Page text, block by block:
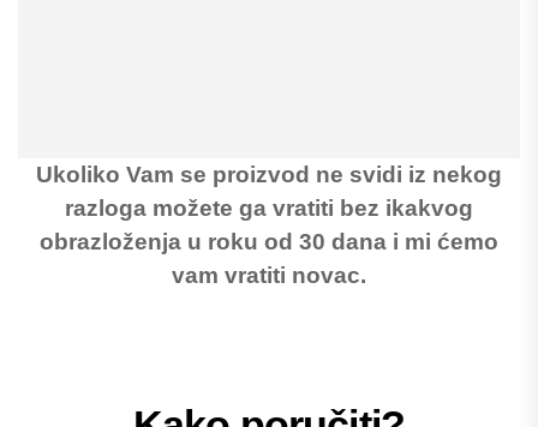
Ukoliko Vam se proizvod ne svidi iz nekog
razloga možete ga vratiti bez ikakvog
obrazloženja u roku od 30 dana i mi ćemo
vam vratiti novac.